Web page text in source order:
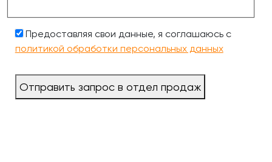
Предоставляя свои данные, я соглашаюсь с
политикой обработки персональных данных
Отправить запрос в отдел продаж